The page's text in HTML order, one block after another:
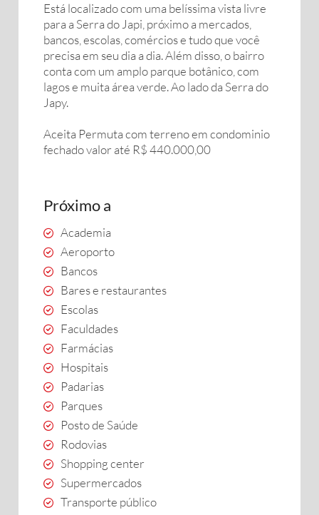
Está localizado com uma belíssima vista livre
para a Serra do Japi, próximo a mercados,
bancos, escolas, comércios e tudo que você
precisa em seu dia a dia. Além disso, o bairro
conta com um amplo parque botânico, com
lagos e muita área verde. Ao lado da Serra do
Japy.
Aceita Permuta com terreno em condominio
fechado valor até R$ 440.000,00
Próximo a
Academia
Aeroporto
Bancos
Bares e restaurantes
Escolas
Faculdades
Farmácias
Hospitais
Padarias
Parques
Posto de Saúde
Rodovias
Shopping center
Supermercados
Transporte público